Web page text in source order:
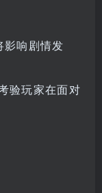
响剧情发
验玩家在面对